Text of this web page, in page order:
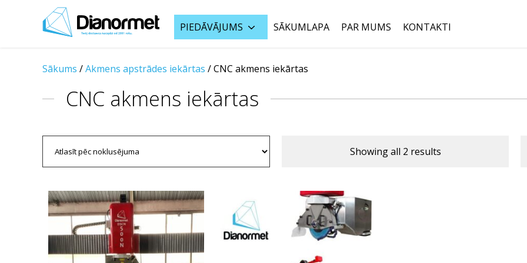
PIEDĀVĀJUMS SĀKUMLAPA PAR MUMS KONTAKTI
Sākums /Akmens apstrādes iekārtas /CNC akmens iekārtas
CNC akmens iekārtas
Showing all 2 results